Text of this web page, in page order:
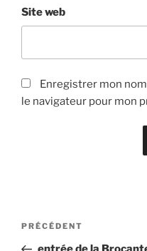
Site web
Enregistrer mon
le navigateur pour mon
Navigation
Article
précédent
PRÉCÉDENT